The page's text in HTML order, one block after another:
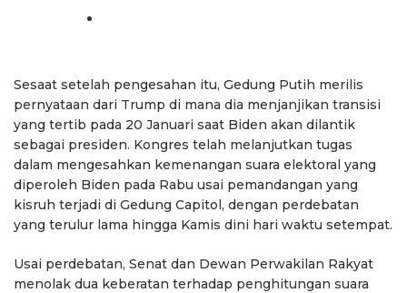
Sesaat setelah pengesahan itu, Gedung Putih merilis
pernyataan dari Trump di mana dia menjanjikan transisi
yang tertib pada 20 Januari saat Biden akan dilantik
sebagai presiden. Kongres telah melanjutkan tugas
dalam mengesahkan kemenangan suara elektoral yang
diperoleh Biden pada Rabu usai pemandangan yang
kisruh terjadi di Gedung Capitol, dengan perdebatan
yang terulur lama hingga Kamis dini hari waktu setempat.
Usai perdebatan, Senat dan Dewan Perwakilan Rakyat
menolak dua keberatan terhadap penghitungan suara